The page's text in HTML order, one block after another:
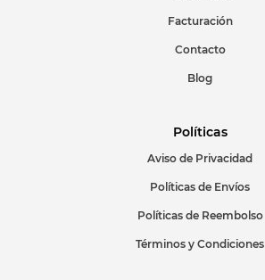
Facturación
Contacto
Blog
Políticas
Aviso de Privacidad
Políticas de Envíos
Políticas de Reembolso
Términos y Condiciones